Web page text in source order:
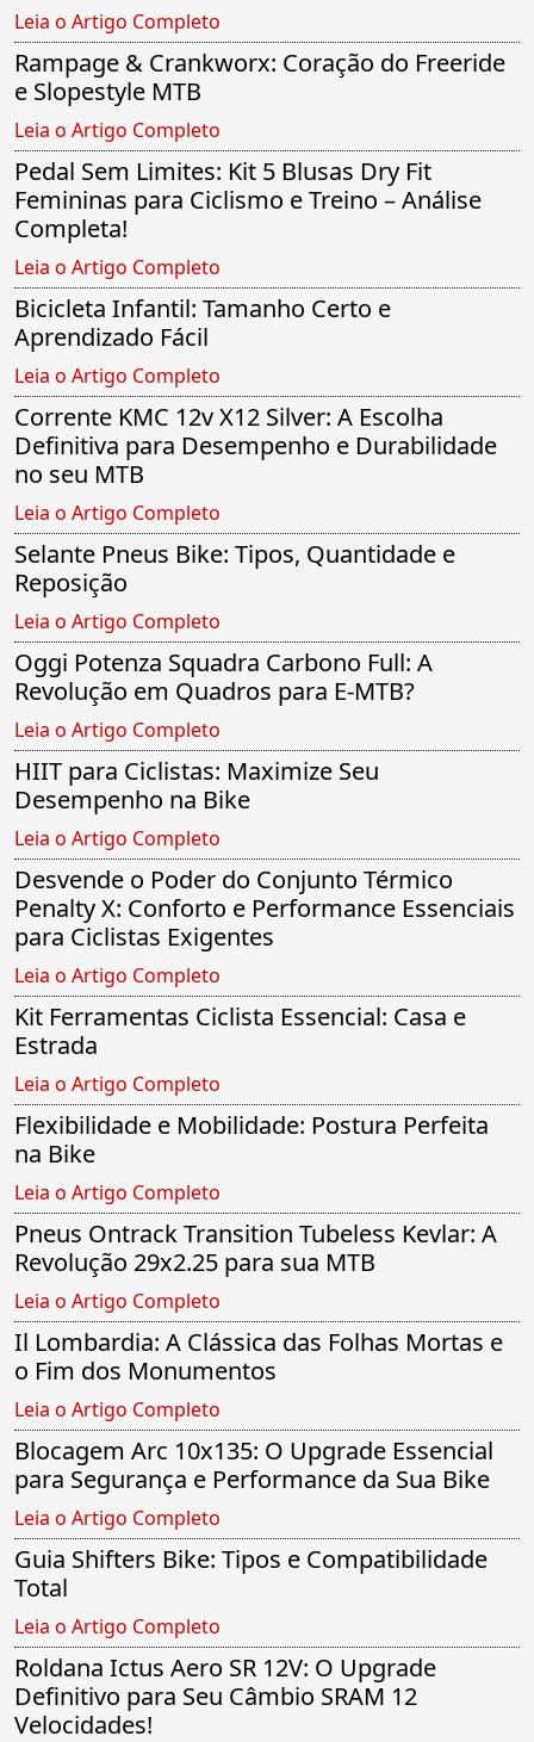
Leia o Artigo Completo
Rampage & Crankworx: Coração do Freeride
e Slopestyle MTB
Leia o Artigo Completo
Pedal Sem Limites: Kit 5 Blusas Dry Fit
Femininas para Ciclismo e Treino – Análise
Completa!
Leia o Artigo Completo
Bicicleta Infantil: Tamanho Certo e
Aprendizado Fácil
Leia o Artigo Completo
Corrente KMC 12v X12 Silver: A Escolha
Definitiva para Desempenho e Durabilidade
no seu MTB
Leia o Artigo Completo
Selante Pneus Bike: Tipos, Quantidade e
Reposição
Leia o Artigo Completo
Oggi Potenza Squadra Carbono Full: A
Revolução em Quadros para E-MTB?
Leia o Artigo Completo
HIIT para Ciclistas: Maximize Seu
Desempenho na Bike
Leia o Artigo Completo
Desvende o Poder do Conjunto Térmico
Penalty X: Conforto e Performance Essenciais
para Ciclistas Exigentes
Leia o Artigo Completo
Kit Ferramentas Ciclista Essencial: Casa e
Estrada
Leia o Artigo Completo
Flexibilidade e Mobilidade: Postura Perfeita
na Bike
Leia o Artigo Completo
Pneus Ontrack Transition Tubeless Kevlar: A
Revolução 29x2.25 para sua MTB
Leia o Artigo Completo
Il Lombardia: A Clássica das Folhas Mortas e
o Fim dos Monumentos
Leia o Artigo Completo
Blocagem Arc 10x135: O Upgrade Essencial
para Segurança e Performance da Sua Bike
Leia o Artigo Completo
Guia Shifters Bike: Tipos e Compatibilidade
Total
Leia o Artigo Completo
Roldana Ictus Aero SR 12V: O Upgrade
Definitivo para Seu Câmbio SRAM 12
Velocidades!